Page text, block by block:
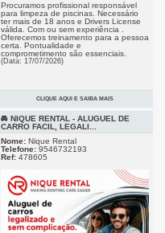
Procuramos profissional responsável
para limpeza de piscinas. Necessário
ter mais de 18 anos e Drivers License
válida. Com ou sem experiência .
Oferecemos treinamento para a pessoa
certa. Pontualidade e
comprometimento são essenciais.
(Data: 17/07/2026)
CLIQUE AQUI E SAIBA MAIS
🚘 NIQUE RENTAL - ALUGUEL DE
CARRO FACIL, LEGALI...
Nome: Nique Rental
Telefone: 9546732193
Ref: 478605